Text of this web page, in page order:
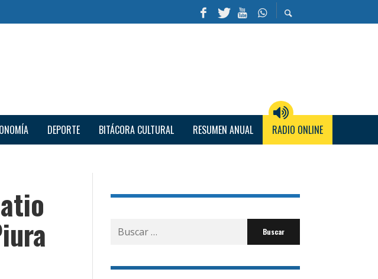
DEPORTE BITÁCORA CULTURAL RESUMEN ANUAL RADIO ONLINE
Buscar
por: